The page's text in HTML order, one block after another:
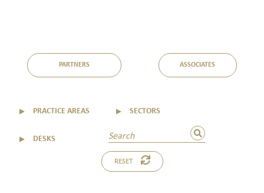
PARTNERS ASSOCIATES
▼ PRACTICE AREAS ▼ SECTORS
▼ DESKS
RESET